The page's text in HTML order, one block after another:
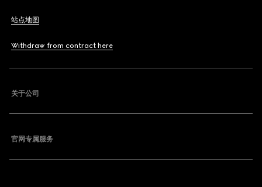
站点地图
Withdraw from contract here
关于公司
官网专属服务